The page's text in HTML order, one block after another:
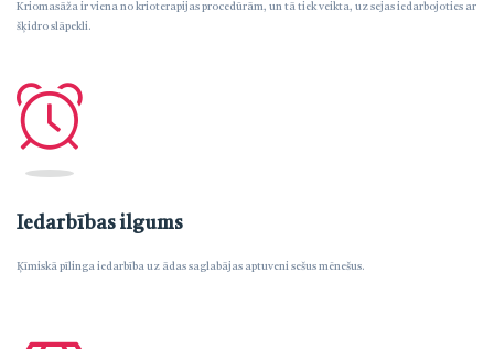
Kriomasāža ir viena no krioterapijas procedūrām, un tā tiek veikta, uz sejas iedarbojoties ar
šķidro slāpekli.
Iedarbības ilgums
Ķīmiskā pīlinga iedarbība uz ādas saglabājas aptuveni sešus mēnešus.